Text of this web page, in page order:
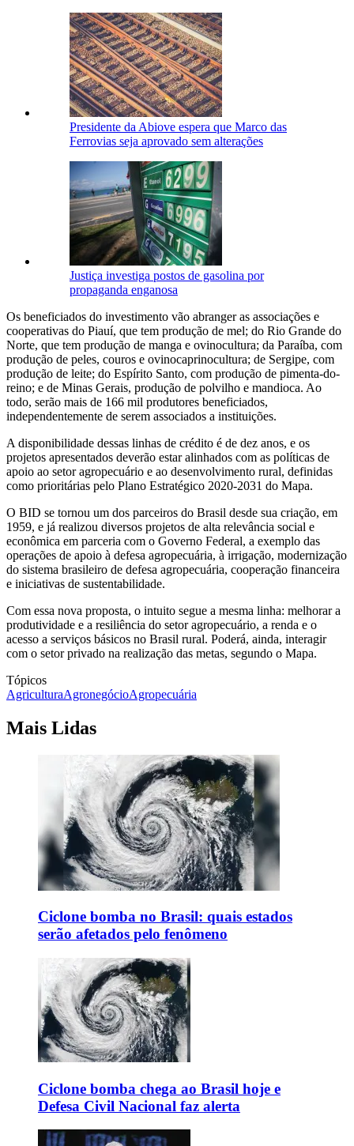
Presidente da Abiove espera que Marco das
Ferrovias seja aprovado sem alterações
Justiça investiga postos de gasolina por
propaganda enganosa
Os beneficiados do investimento vão abranger as associações e
cooperativas do Piauí, que tem produção de mel; do Rio Grande do
Norte, que tem produção de manga e ovinocultura; da Paraíba, com
produção de peles, couros e ovinocaprinocultura; de Sergipe, com
produção de leite; do Espírito Santo, com produção de pimenta-do-
reino; e de Minas Gerais, produção de polvilho e mandioca. Ao
todo, serão mais de 166 mil produtores beneficiados,
independentemente de serem associados a instituições.
A disponibilidade dessas linhas de crédito é de dez anos, e os
projetos apresentados deverão estar alinhados com as políticas de
apoio ao setor agropecuário e ao desenvolvimento rural, definidas
como prioritárias pelo Plano Estratégico 2020-2031 do Mapa.
O BID se tornou um dos parceiros do Brasil desde sua criação, em
1959, e já realizou diversos projetos de alta relevância social e
econômica em parceria com o Governo Federal, a exemplo das
operações de apoio à defesa agropecuária, à irrigação, modernização
do sistema brasileiro de defesa agropecuária, cooperação financeira
e iniciativas de sustentabilidade.
Com essa nova proposta, o intuito segue a mesma linha: melhorar a
produtividade e a resiliência do setor agropecuário, a renda e o
acesso a serviços básicos no Brasil rural. Poderá, ainda, interagir
com o setor privado na realização das metas, segundo o Mapa.
Tópicos
AgriculturaAgronegócioAgropecuária
Mais Lidas
Ciclone bomba no Brasil: quais estados
serão afetados pelo fenômeno
Ciclone bomba chega ao Brasil hoje e
Defesa Civil Nacional faz alerta